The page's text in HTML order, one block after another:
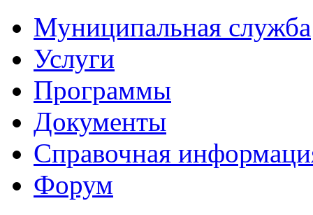
Муниципальная служба
Услуги
Программы
Документы
Справочная
Форум